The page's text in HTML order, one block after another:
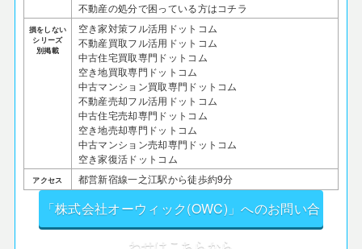
不動産の処分で困っている方はコチラ
損をしない
シリーズ
別掲載
空き家対策フル活用ドットコム
不動産買取フル活用ドットコム
中古住宅買取専門ドットコム
空き地買取専門ドットコム
中古マンション買取専門ドットコム
不動産売却フル活用ドットコム
中古住宅売却専門ドットコム
空き地売却専門ドットコム
中古マンション売却専門ドットコム
空き家復活ドットコム
アクセス 都営新宿線一之江駅から徒歩約9分
「株式会社オーウィック(OWC)」へのお問い合